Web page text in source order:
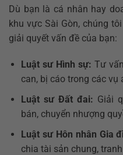
Dù bạn là cá nhân hay
khu vực Sài Gòn, chúng
giải quyết vấn đề của bạn:
Luật sư Hình sự: Tư
can, bị cáo trong các
Luật sư Đất đai: Giải
bán, chuyển nhượng
Luật sư Hôn nhân Gia
chia tài sản chung,